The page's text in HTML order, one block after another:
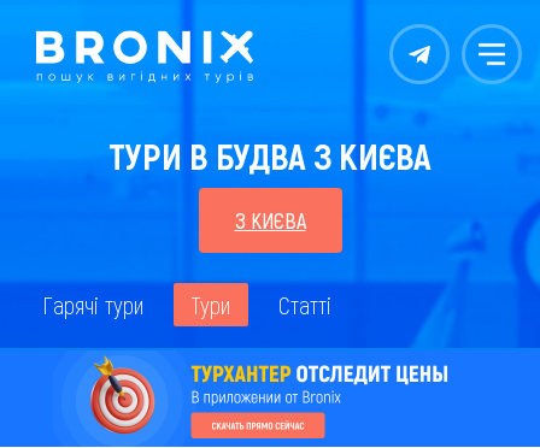
Контакты Меню
ТУРИ В БУДВА З КИЄВА
З КИЄВА
Гарячі тури Тури Статті